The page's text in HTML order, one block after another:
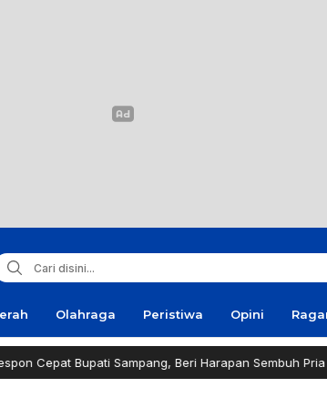
Olahraga Peristiwa Opini
Bupati Sampang, Beri Harapan Sembuh Pria Penderita